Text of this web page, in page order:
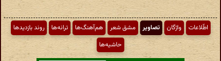
اطّلاعات واژگان تصاویر مشق شعر هم‌آهنگ‌ها ترانه‌ها
روند بازدیدها
حاشیه‌ها